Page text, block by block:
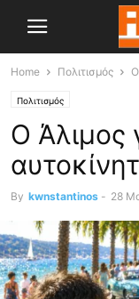
Home Πολιτισμός Ο
Πολιτισμός
Ο Άλιμος
By kwnstantinos - 28